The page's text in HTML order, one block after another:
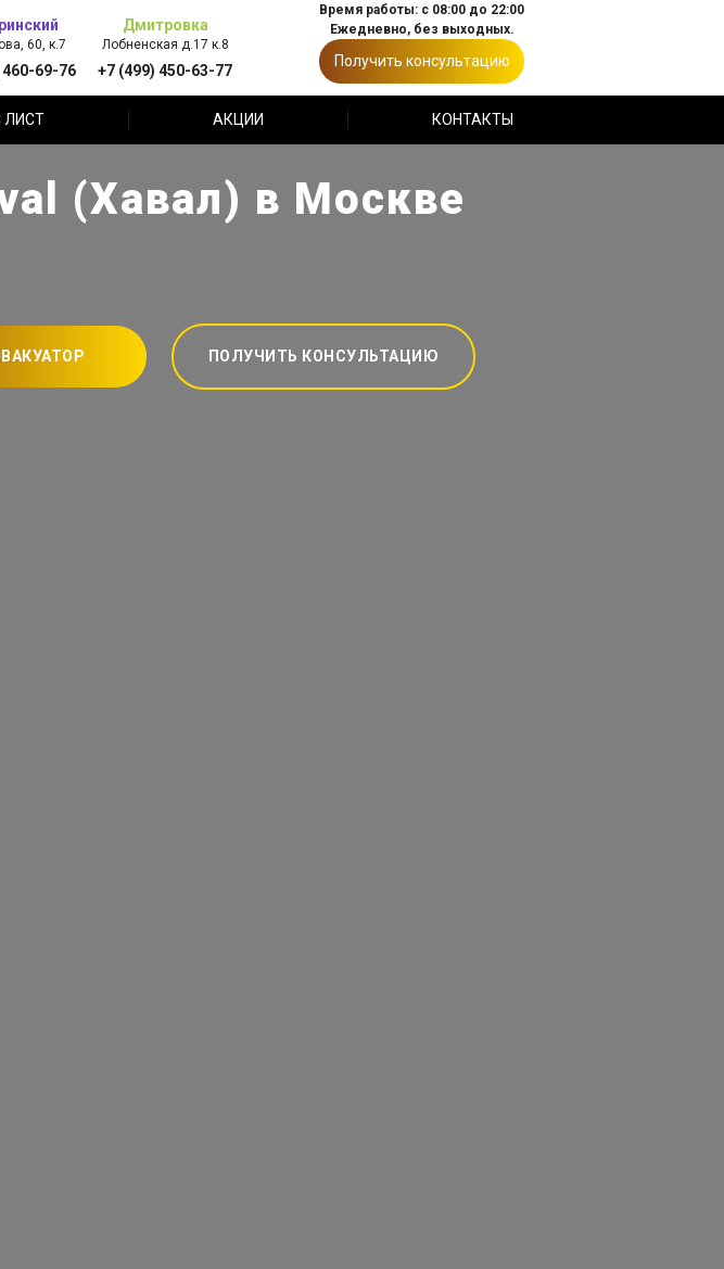
60, к.7
460-69-76
Дмитровка
Лобненская д.17 к.8
+7 (499) 450-63-77
Время работы: с 08:00 до 22:00
Ежедневно, без выходных.
Получить консультацию
ЛИСТ АКЦИИ КОНТАКТЫ
(Хавал) в Москве
ПОЛУЧИТЬ КОНСУЛЬТАЦИЮ